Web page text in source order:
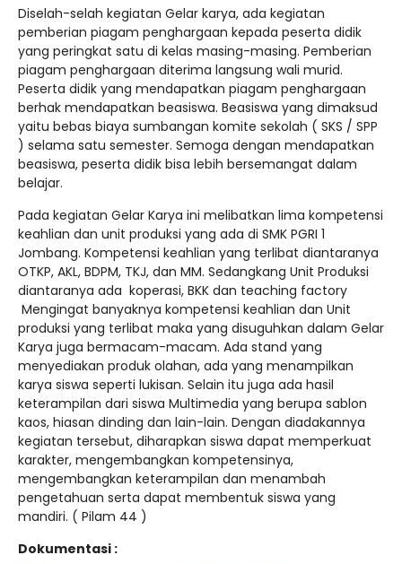
Diselah-selah kegiatan Gelar karya, ada kegiatan
pemberian piagam penghargaan kepada peserta didik
yang peringkat satu di kelas masing-masing. Pemberian
piagam penghargaan diterima langsung wali murid.
Peserta didik yang mendapatkan piagam penghargaan
berhak mendapatkan beasiswa. Beasiswa yang dimaksud
yaitu bebas biaya sumbangan komite sekolah ( SKS / SPP
) selama satu semester. Semoga dengan mendapatkan
beasiswa, peserta didik bisa lebih bersemangat dalam
belajar.
Pada kegiatan Gelar Karya ini melibatkan lima kompetensi
keahlian dan unit produksi yang ada di SMK PGRI 1
Jombang. Kompetensi keahlian yang terlibat diantaranya
OTKP, AKL, BDPM, TKJ, dan MM. Sedangkang Unit Produksi
diantaranya ada koperasi, BKK dan teaching factory
Mengingat banyaknya kompetensi keahlian dan Unit
produksi yang terlibat maka yang disuguhkan dalam Gelar
Karya juga bermacam-macam. Ada stand yang
menyediakan produk olahan, ada yang menampilkan
karya siswa seperti lukisan. Selain itu juga ada hasil
keterampilan dari siswa Multimedia yang berupa sablon
kaos, hiasan dinding dan lain-lain. Dengan diadakannya
kegiatan tersebut, diharapkan siswa dapat memperkuat
karakter, mengembangkan kompetensinya,
mengembangkan keterampilan dan menambah
pengetahuan serta dapat membentuk siswa yang
mandiri. ( Pilam 44 )
Dokumentasi :